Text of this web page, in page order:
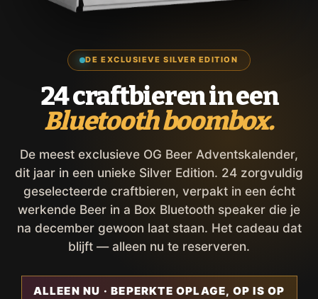
DE EXCLUSIEVE SILVER EDITION
24 craftbieren in een
Bluetooth boombox.
De meest exclusieve OG Beer Adventskalender,
dit jaar in een unieke Silver Edition. 24 zorgvuldig
geselecteerde craftbieren, verpakt in een écht
werkende Beer in a Box Bluetooth speaker die je
na december gewoon laat staan. Het cadeau dat
blijft — alleen nu te reserveren.
ALLEEN NU · BEPERKTE OPLAGE, OP IS OP